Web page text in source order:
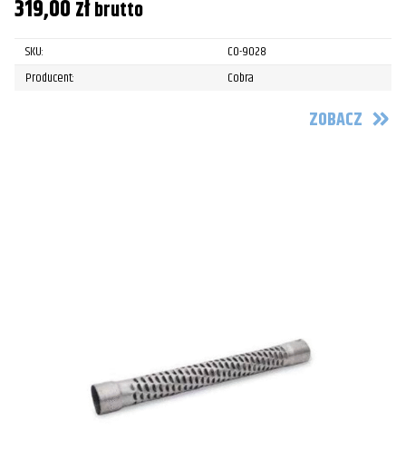
319,00złbrutto
SKU:
CO-9028
Producent:
Cobra
ZOBACZ